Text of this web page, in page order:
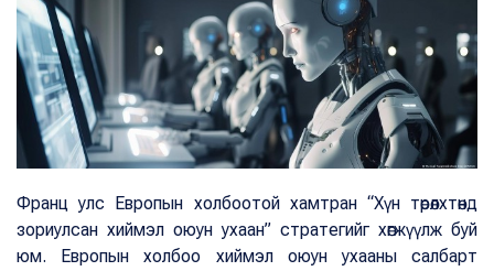
Франц улс Европын холбоотой хамтран “Хүн төрөлхтөнд
зориулсан хиймэл оюун ухаан” стратегийг хөгжүүлж буй
юм. Европын холбоо хиймэл оюун ухааны салбарт